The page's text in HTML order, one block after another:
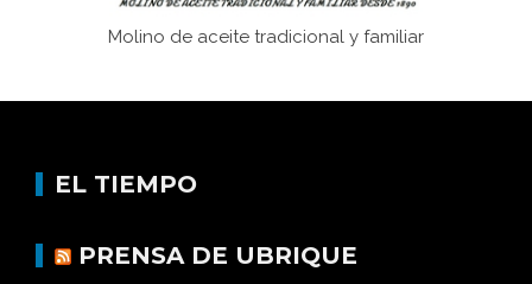
Molino de aceite tradicional y familiar
EL TIEMPO
PRENSA DE UBRIQUE